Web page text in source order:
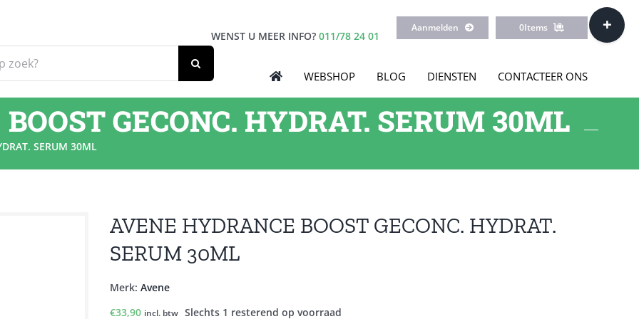
WENST U MEER INFO? 011/78 24 01
Aanmelden 0Items
WEBSHOP BLOG DIENSTEN CONTACTEER ONS
GECONC. HYDRAT. SERUM 30ML
SERUM 30ML
AVENE HYDRANCE BOOST GECONC. HYDRAT.
SERUM 30ML
Merk: Avene
€33,90 incl. btw Slechts 1 resterend op voorraad
Toggle
Sliding